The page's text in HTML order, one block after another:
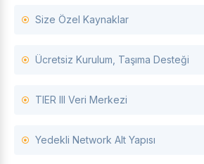
Size Özel Kaynaklar
Ücretsiz Kurulum, Taşıma Desteği
TIER III Veri Merkezi
Yedekli Network Alt Yapısı